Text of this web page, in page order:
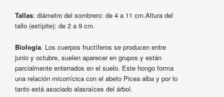
Tallas: diámetro del sombrero: de 4 a 11 cm.Altura del
tallo (estípite): de 2 a 9 cm.
Biología. Los cuerpos fructíferos se producen entre
junio y octubre, suelen aparecer en grupos y están
parcialmente enterrados en el suelo. Este hongo forma
una relación micorrícica con el abeto Picea alba y por lo
tanto está asociado alasraíces del árbol.